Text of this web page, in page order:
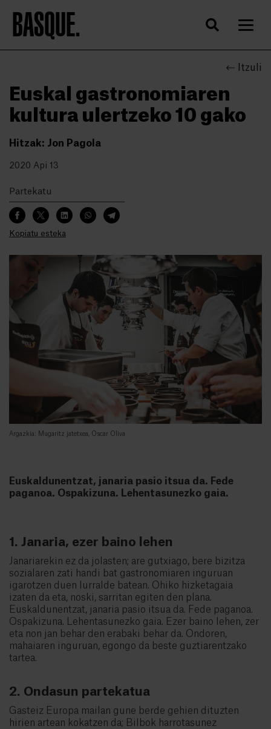
BASQUE.
Itzuli
Euskal gastronomiaren
kultura ulertzeko 10 gako
Hitzak: Jon Pagola
2020 Api 13
Partekatu
Kopiatu esteka
Argazkia: Mugaritz jatetxea, Oscar Oliva
Euskaldunentzat, janaria pasio itsua da. Fede
paganoa. Ospakizuna. Lehentasunezko gaia.
1. Janaria, ezer baino lehen
Janariarekin ez da jolasten; are gutxiago, bere bizitza
sozialaren zati handi bat gastronomiaren inguruan
igarotzen duen lurralde batean. Ohiko hizketagaia
izaten da eta, noski, sarritan egiten den plana.
Euskaldunentzat, janaria pasio itsua da. Fede paganoa.
Ospakizuna. Lehentasunezko gaia. Ezer baino lehen, zer
eta non jan behar den erabaki behar da. Ondoren,
mahaiaren inguruan, egongo da beste guztiarentzako
tartea.
2. Ondasun partekatua
Gasteiz Europa mailan gune berde gehien dituzten
hirien artean kokatzen da; Bilbok harrotasunez